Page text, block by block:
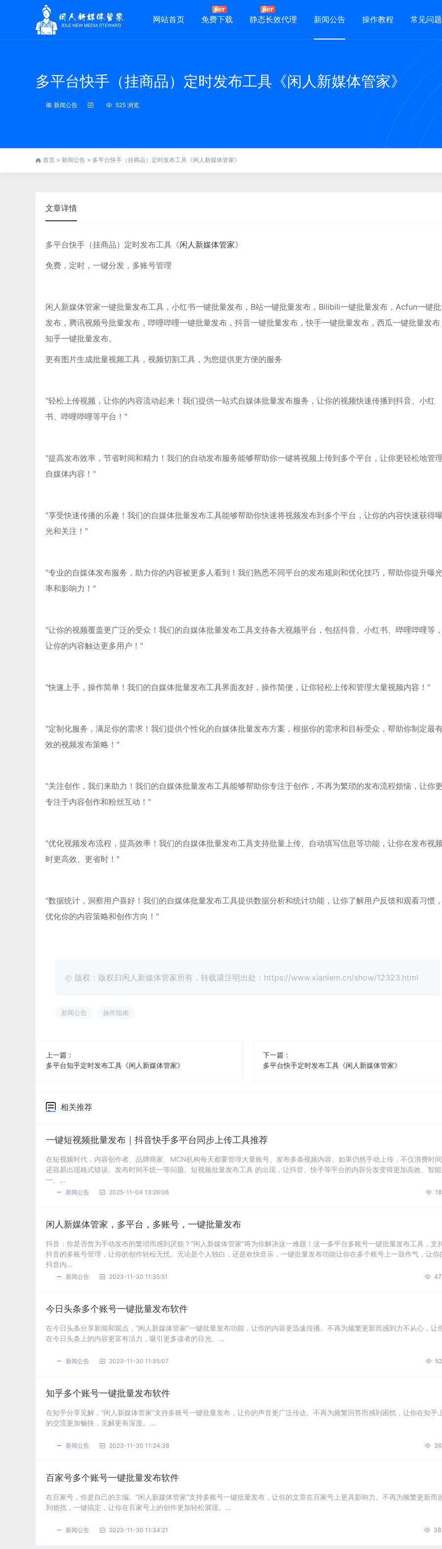
网站首页 免费下载 静态长效代理 新闻公告 操作教程 常见问题
多平台快手（挂商品）定时发布工具《闲人新媒体管家》
新闻公告 525 浏览
首页 > 新闻公告 > 多平台快手（挂商品）定时发布工具《闲人新媒体管家》
文章详情
多平台快手（挂商品）定时发布工具《闲人新媒体管家》
免费，定时，一键分发，多账号管理
闲人新媒体管家一键批量发布工具，小红书一键批量发布，B站一键批量发布，Bilibili一键批量发布，Acfun一键
发布，腾讯视频号批量发布，哔哩哔哩一键批量发布，抖音一键批量发布，快手一键批量发布，西瓜一键批量发布
知乎一键批量发布。
更有图片生成批量视频工具，视频切割工具，为您提供更方便的服务
"轻松上传视频，让你的内容流动起来！我们提供一站式自媒体批量发布服务，让你的视频快速传播到抖音、小红
书、哔哩哔哩等平台！"
"提高发布效率，节省时间和精力！我们的自动发布服务能够帮助你一键将视频上传到多个平台，让你更轻松地管
自媒体内容！"
"享受快速传播的乐趣！我们的自媒体批量发布工具能够帮助你快速将视频发布到多个平台，让你的内容快速获得
光和关注！"
"专业的自媒体发布服务，助力你的内容被更多人看到！我们熟悉不同平台的发布规则和优化技巧，帮助你提升曝
率和影响力！"
"让你的视频覆盖更广泛的受众！我们的自媒体批量发布工具支持各大视频平台，包括抖音、小红书、哔哩哔哩等
让你的内容触达更多用户！"
"快速上手，操作简单！我们的自媒体批量发布工具界面友好，操作简便，让你轻松上传和管理大量视频内容！"
"定制化服务，满足你的需求！我们提供个性化的自媒体批量发布方案，根据你的需求和目标受众，帮助你制定最
效的视频发布策略！"
"关注创作，我们来助力！我们的自媒体批量发布工具能够帮助你专注于创作，不再为繁琐的发布流程烦恼，让你
专注于内容创作和粉丝互动！"
"优化视频发布流程，提高效率！我们的自媒体批量发布工具支持批量上传、自动填写信息等功能，让你在发布视
时更高效、更省时！"
"数据统计，洞察用户喜好！我们的自媒体批量发布工具提供数据分析和统计功能，让你了解用户反馈和观看习惯
优化你的内容策略和创作方向！"
版权：版权归闲人新媒体管家所有，转载请注明出处：https://www.xianlem.cn/show/12323.html
新闻公告 操作指南
上一篇：
多平台知乎定时发布工具《闲人新媒体管家》
下一篇：
多平台快手定时发布工具《闲人新媒体管家》
相关推荐
一键短视频批量发布｜抖音快手多平台同步上传工具推荐
在短视频时代，内容创作者、品牌商家、MCN机构每天都要管理大量账号、发布多条视频内容。如果仍然手动上传，不仅浪费时
还容易出现格式错误、发布时间不统一等问题。短视频批量发布工具 的出现，让抖音、快手等平台的内容分发变得更加高效、智
一、...
新闻公告 2025-11-04 13:26:06
闲人新媒体管家，多平台，多账号，一键批量发布
抖音：你是否曾为手动发布的繁琐而感到厌烦？“闲人新媒体管家”将为你解决这一难题！这一多平台多账号一键批量发布工具，支
抖音的多账号管理，让你的创作轻松无忧。无论是个人独白，还是欢快音乐，一键批量发布功能让你在多个账号上一鼓作气，让你
抖音内...
新闻公告 2023-11-30 11:35:51
今日头条多个账号一键批量发布软件
在今日头条分享新闻和观点，“闲人新媒体管家”一键批量发布功能，让你的内容更迅速传播。不再为频繁更新而感到力不从心，让
在今日头条上的内容更富有活力，吸引更多读者的目光。...
新闻公告 2023-11-30 11:35:07
知乎多个账号一键批量发布软件
在知乎分享见解，“闲人新媒体管家”支持多账号一键批量发布，让你的声音更广泛传达。不再为频繁回答而感到困扰，让你在知乎
的交流更加畅快，见解更有深度。...
新闻公告 2023-11-30 11:34:38
百家号多个账号一键批量发布软件
在百家号，你是自己的主编。“闲人新媒体管家”支持多账号一键批量发布，让你的文章在百家号上更具影响力。不再为频繁更新而
到烦扰，一键搞定，让你在百家号上的创作更加轻松展现。...
新闻公告 2023-11-30 11:34:21